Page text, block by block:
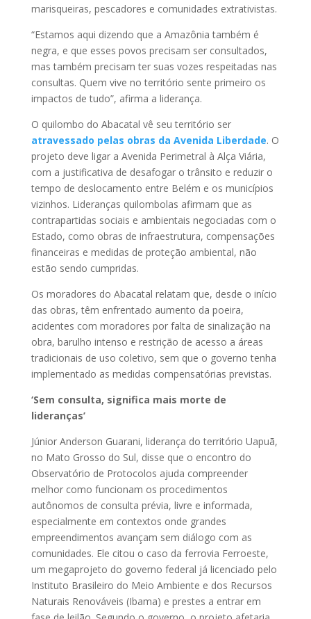
marisqueiras, pescadores e comunidades extrativistas.
“Estamos aqui dizendo que a Amazônia também é
negra, e que esses povos precisam ser consultados,
mas também precisam ter suas vozes respeitadas nas
consultas. Quem vive no território sente primeiro os
impactos de tudo”, afirma a liderança.
O quilombo do Abacatal vê seu território ser
atravessado pelas obras da Avenida Liberdade. O
projeto deve ligar a Avenida Perimetral à Alça Viária,
com a justificativa de desafogar o trânsito e reduzir o
tempo de deslocamento entre Belém e os municípios
vizinhos. Lideranças quilombolas afirmam que as
contrapartidas sociais e ambientais negociadas com o
Estado, como obras de infraestrutura, compensações
financeiras e medidas de proteção ambiental, não
estão sendo cumpridas.
Os moradores do Abacatal relatam que, desde o início
das obras, têm enfrentado aumento da poeira,
acidentes com moradores por falta de sinalização na
obra, barulho intenso e restrição de acesso a áreas
tradicionais de uso coletivo, sem que o governo tenha
implementado as medidas compensatórias previstas.
‘Sem consulta, significa mais morte de
lideranças’
Júnior Anderson Guarani, liderança do território Uapuã,
no Mato Grosso do Sul, disse que o encontro do
Observatório de Protocolos ajuda compreender
melhor como funcionam os procedimentos
autônomos de consulta prévia, livre e informada,
especialmente em contextos onde grandes
empreendimentos avançam sem diálogo com as
comunidades. Ele citou o caso da ferrovia Ferroeste,
um megaprojeto do governo federal já licenciado pelo
Instituto Brasileiro do Meio Ambiente e dos Recursos
Naturais Renováveis (Ibama) e prestes a entrar em